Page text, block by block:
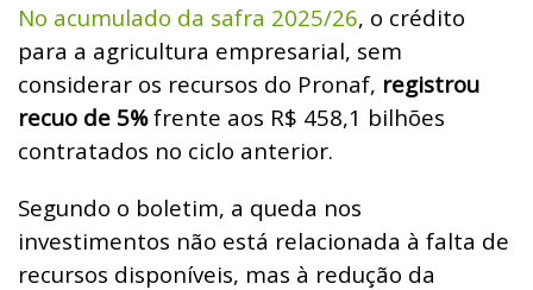
No acumulado da safra 2025/26, o crédito
para a agricultura empresarial, sem
considerar os recursos do Pronaf, registrou
recuo de 5%frente aos R$ 458,1 bilhões
contratados no ciclo anterior.
Segundo o boletim, a queda nos
investimentos não está relacionada à falta de
recursos disponíveis, mas à redução da